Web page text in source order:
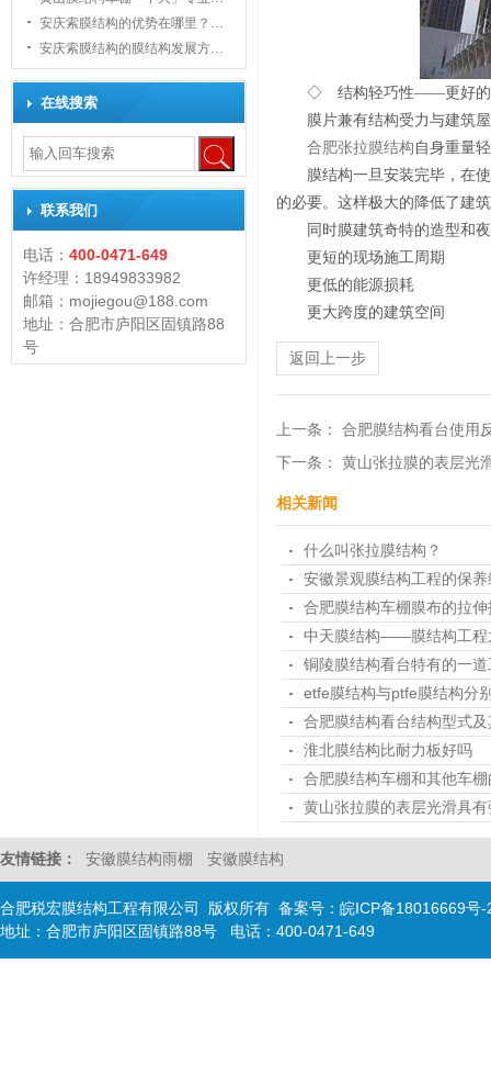
安庆索膜结构的优势在哪里？…
安庆索膜结构的膜结构发展方…
在线搜索
联系我们
电话： 400-0471-649
许经理：18949833982
邮箱：mojiegou@188.com
地址：合肥市庐阳区固镇路88
号
◇ 结构轻巧性——更好的
膜片兼有结构受力与建筑
合肥张拉膜结构 自身重量
膜结构一旦安装完毕，在
的必要。这样极大的降低了建
同时膜建筑奇特的造型和
更短的现场施工周期
更低的能源损耗
更大跨度的建筑空间
返回上一步
上一条： 合肥膜结构看台使用
下一条： 黄山张拉膜的表层光
相关新闻
什么叫张拉膜结构？
安徽景观膜结构工程的保
合肥膜结构车棚膜布的拉伸
中天膜结构——膜结构工
铜陵膜结构看台特有的一道
etfe膜结构与ptfe膜结构分
合肥膜结构看台结构型式
淮北膜结构比耐力板好吗
合肥膜结构车棚和其他车
黄山张拉膜的表层光滑具有
友情链接： 安徽膜结构雨棚 安徽膜结构
合肥税宏膜结构工程有限公司 版权所有 备案号： 皖ICP备18016669号-
地址：合肥市庐阳区固镇路88号 电话：400-0471-649